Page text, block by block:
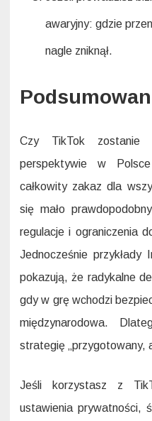
awaryjny: gdzie
nagle zniknął.
Czy TikTok zostanie
perspektywie w
całkowity zakaz dla
się mało
regulacje i ograniczenia
Jednocześnie
pokazują, że radykalne
gdy w grę wchodzi
międzynarodowa.
strategię „przygotowany,
Jeśli korzystasz z
ustawienia prywatności,